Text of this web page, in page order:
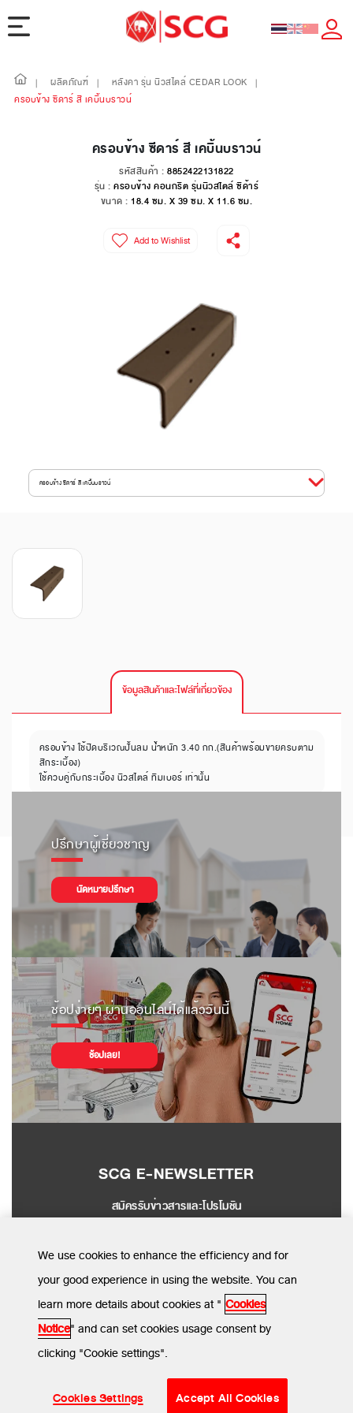
| ผลิตภัณฑ์ | หลังคา รุ่น นิวสไตล์ CEDAR LOOK
|
ครอบข้าง ซีดาร์ สี เคบิ้นบราวน์
ครอบข้าง ซีดาร์ สี เคบิ้นบราวน์
รหัสสินค้า : 8852422131822
รุ่น : ครอบข้าง คอนกรีต รุ่นนิวสไตล์ ซีด้าร์
ขนาด : 18.4 ซม. X 39 ซม. X 11.6 ซม.
Add to Wishlist
ครอบข้าง ซีดาร์ สี เคบิ้นบราวน์
ข้อมูลสินค้าและไฟล์ที่เกี่ยวข้อง
ครอบข้าง ใช้ปิดบริเวณปั้นลม น้ำหนัก 3.40 กก.(สินค้าพร้อมขายครบตาม
สีกระเบื้อง)
ใช้ควบคู่กับกระเบื้อง นิวสไตล์ ทิมเบอร์ เท่านั้น
ปรึกษาผู้เชี่ยวชาญ
นัดหมายปรึกษา
ช้อปง่ายๆ ผ่านออนไลน์ได้แล้ววันนี้
ช้อปเลย!
SCG E-NEWSLETTER
สมัครรับข่าวสารและโปรโมชัน
SEND
© SCG CBM 2024. All Rights Reserved.
ข้อกำหนดและเงื่อนไข
นโยบายการใช้คุกกี้
We use cookies to enhance the efficiency and for
your good experience in using the website. You can
learn more details about cookies at " Cookies
Notice" and can set cookies usage consent by
clicking "Cookie settings".
Cookies Settings Accept All Cookies